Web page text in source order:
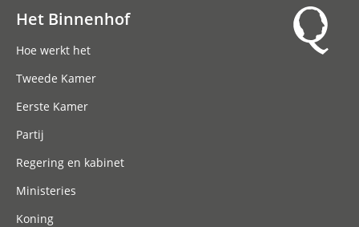
Het Binnenhof
Hoe werkt het
Tweede Kamer
Eerste Kamer
Partij
Regering en kabinet
Ministeries
Koning